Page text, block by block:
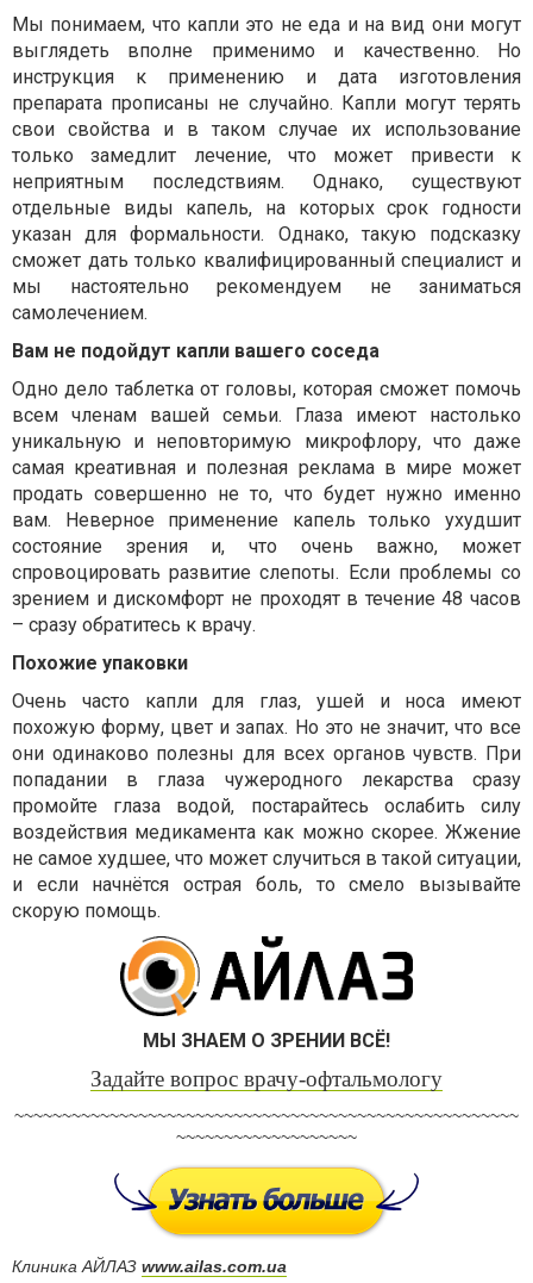
Мы понимаем, что капли это не еда и на вид они могут
выглядеть вполне применимо и качественно. Но
инструкция к применению и дата изготовления
препарата прописаны не случайно. Капли могут терять
свои свойства и в таком случае их использование
только замедлит лечение, что может привести к
неприятным последствиям. Однако, существуют
отдельные виды капель, на которых срок годности
указан для формальности. Однако, такую подсказку
сможет дать только квалифицированный специалист и
мы настоятельно рекомендуем не заниматься
самолечением.
Вам не подойдут капли вашего соседа
Одно дело таблетка от головы, которая сможет помочь
всем членам вашей семьи. Глаза имеют настолько
уникальную и неповторимую микрофлору, что даже
самая креативная и полезная реклама в мире может
продать совершенно не то, что будет нужно именно
вам. Неверное применение капель только ухудшит
состояние зрения и, что очень важно, может
спровоцировать развитие слепоты. Если проблемы со
зрением и дискомфорт не проходят в течение 48 часов
– сразу обратитесь к врачу.
Похожие упаковки
Очень часто капли для глаз, ушей и носа имеют
похожую форму, цвет и запах. Но это не значит, что все
они одинаково полезны для всех органов чувств. При
попадании в глаза чужеродного лекарства сразу
промойте глаза водой, постарайтесь ослабить силу
воздействия медикамента как можно скорее. Жжение
не самое худшее, что может случиться в такой ситуации,
и если начнётся острая боль, то смело вызывайте
скорую помощь.
МЫ ЗНАЕМ О ЗРЕНИИ ВСЁ!
Задайте вопрос врачу-офтальмологу
~~~~~~~~~~~~~~~~~~~~~~~~~~~~~~~~~~~~~~~~~~~~~~~~~~~~~
~~~~~~~~~~~~~~~~~~~
Клиника АЙЛАЗ www.ailas.com.ua